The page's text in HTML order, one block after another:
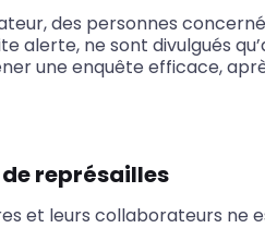
des personnes
alerte, ne sont divulgués
une enquête efficace,
représailles
et leurs collaborateurs ne